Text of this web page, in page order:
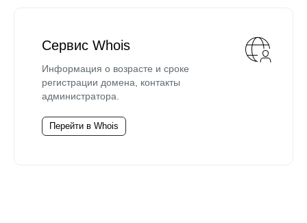
Сервис Whois
Информация о возрасте и сроке
регистрации домена, контакты
администратора.
Перейти в Whois